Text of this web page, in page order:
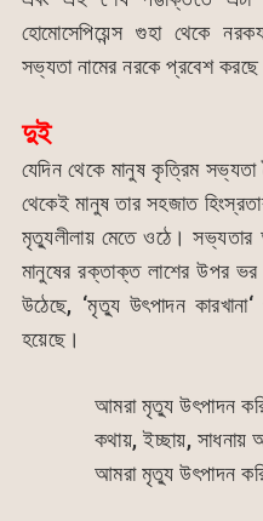
হোমোসেপিয়েন্স গুহা থেকে
সভ্যতা নামের নরকে প্রবেশ
দুই
যেদিন থেকে মানুষ কৃত্রিম
থেকেই মানুষ তার সহজাত
মৃত্যুলীলায় মেতে ওঠে। সভ্যতার
মানুষের রক্তাক্ত লাশের উপর
উঠেছে, ‘মৃত্যু উৎপাদন
হয়েছে।
আমরা মৃত্যু উৎপাদন
কথায়, ইচ্ছায়, সাধনায়
আমরা মৃত্যু উৎপাদন